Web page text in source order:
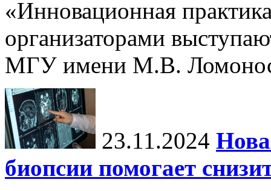
«Инновационная
организаторами
МГУ имени М.В.
23.11.2024
биопсии помогает